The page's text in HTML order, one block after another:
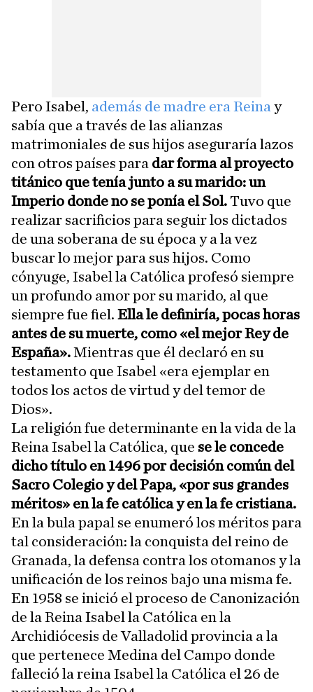
Pero Isabel, además de madre era Reina y
sabía que a través de las alianzas
matrimoniales de sus hijos aseguraría lazos
con otros países para dar forma al proyecto
titánico que tenía junto a su marido: un
Imperio donde no se ponía el Sol. Tuvo que
realizar sacrificios para seguir los dictados
de una soberana de su época y a la vez
buscar lo mejor para sus hijos. Como
cónyuge, Isabel la Católica profesó siempre
un profundo amor por su marido, al que
siempre fue fiel. Ella le definiría, pocas horas
antes de su muerte, como «el mejor Rey de
España».Mientras que él declaró en su
testamento que Isabel «era ejemplar en
todos los actos de virtud y del temor de
Dios».
La religión fue determinante en la vida de la
Reina Isabel la Católica, que se le concede
dicho título en 1496 por decisión común del
Sacro Colegio y del Papa, «por sus grandes
méritos» en la fe católica y en la fe cristiana.
En la bula papal se enumeró los méritos para
tal consideración: la conquista del reino de
Granada, la defensa contra los otomanos y la
unificación de los reinos bajo una misma fe.
En 1958 se inició el proceso de Canonización
de la Reina Isabel la Católica en la
Archidiócesis de Valladolid provincia a la
que pertenece Medina del Campo donde
falleció la reina Isabel la Católica el 26 de